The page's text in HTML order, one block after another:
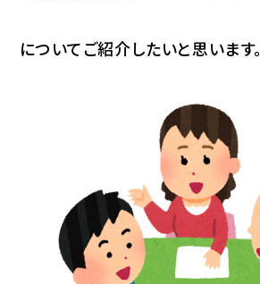
についてご紹介したいと思います。